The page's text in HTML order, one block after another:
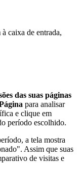
caixa de entrada,
das suas páginas
para analisar
e clique em
período escolhido.
a tela mostra
Assim que suas
de visitas e